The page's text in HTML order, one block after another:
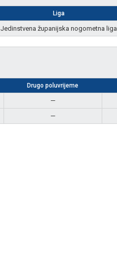
Liga
Jedinstvena županijska nogometna liga
Drugo poluvrijeme
—
—